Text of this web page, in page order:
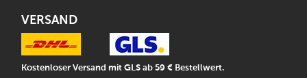
VERSAND
Kostenloser Versand mit GLS ab 59 € Bestellwert.